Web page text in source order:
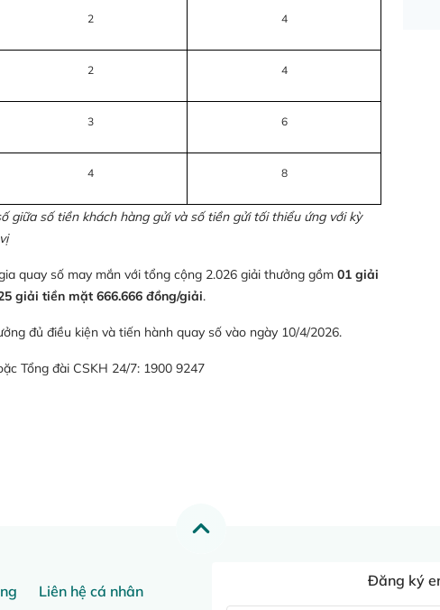
2 4
2 4
3 6
4 8
giữa số tiền khách hàng gửi và số tiền gửi tối thiểu ứng với kỳ
quay số may mắn với tổng cộng 2.026 giải thưởng gồm 01 giải
giải tiền mặt 666.666 đồng/giải.
đủ điều kiện và tiến hành quay số vào ngày 10/4/2026.
Tổng đài CSKH 24/7: 1900 9247
Liên hệ cá nhân
Đăng ký